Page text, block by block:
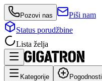
Pozovi nas
Piši nam
Status porudžbine
Lista želja
Kategorije Pogodnosti